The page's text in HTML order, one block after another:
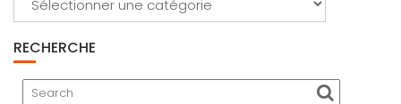
RECHERCHE